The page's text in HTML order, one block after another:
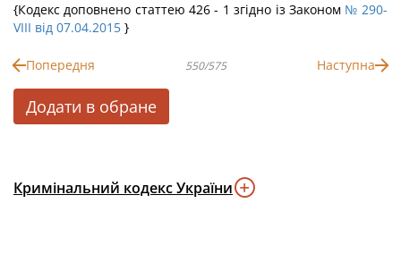
{Кодекс доповнено статтею 426 - 1 згідно із Законом № 290-
VIII від 07.04.2015 }
Попередня 550/575 Наступна
Додати в обране
Кримінальний кодекс України